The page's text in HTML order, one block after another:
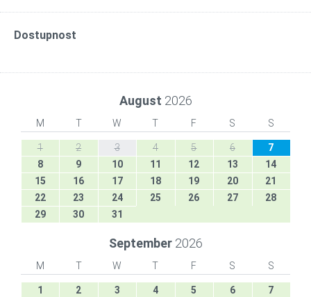
Dostupnost
August 2026
M T W T F S S
1 2 3 4 5 6
7
8
9 10 11 12 13
14
15
16 17 18 19 20
21
22
23 24 25 26 27
28
29
30 31
September 2026
M T W T F S S
1 2 3 4 5 6
7